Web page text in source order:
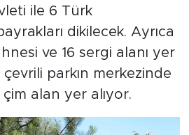
ile 6 Türk
dikilecek. Ayrıca
ve 16 sergi alanı yer
parkın merkezinde
alan yer alıyor.